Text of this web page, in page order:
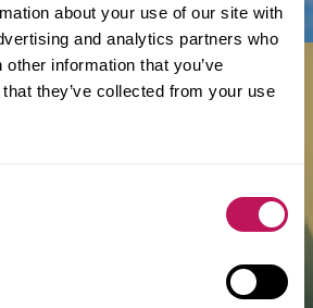
about your use of our site with
and analytics partners who
information that you’ve
they’ve collected from your use
Siewiorek!